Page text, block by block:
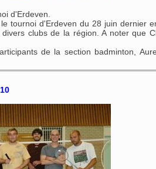
d'Erdeven.
tournoi d'Erdeven du 28 juin dernier
clubs de la région. A noter que
de la section badminton,